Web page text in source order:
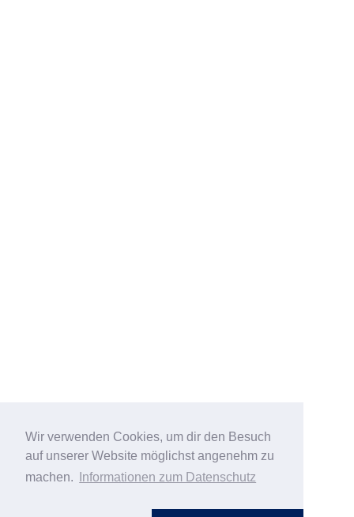
Wir verwenden Cookies, um dir den Besuch
auf unserer Website möglichst angenehm zu
machen.
Informationen zum Datenschutz